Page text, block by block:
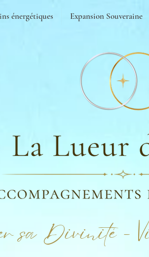
énergétiques Expansion Souveraine
sa Divinité -